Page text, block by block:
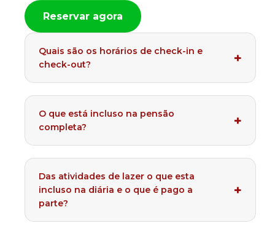
Reservar agora
Quais são os horários de check-in e
check-out?
O que está incluso na pensão
completa?
Das atividades de lazer o que esta
incluso na diária e o que é pago a
parte?